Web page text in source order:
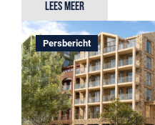
Lees meer
Persbericht